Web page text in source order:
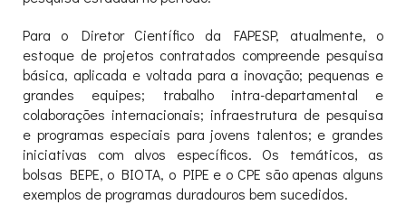
Para o Diretor Científico da FAPESP, atualmente, o
estoque de projetos contratados compreende pesquisa
básica, aplicada e voltada para a inovação; pequenas e
grandes equipes; trabalho intra-departamental e
colaborações internacionais; infraestrutura de pesquisa
e programas especiais para jovens talentos; e grandes
iniciativas com alvos específicos. Os temáticos, as
bolsas BEPE, o BIOTA, o PIPE e o CPE são apenas alguns
exemplos de programas duradouros bem sucedidos.